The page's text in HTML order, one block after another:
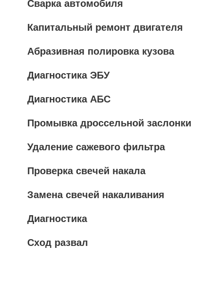
Сварка автомобиля
Капитальный ремонт двигателя
Абразивная полировка кузова
Диагностика ЭБУ
Диагностика АБС
Промывка дроссельной заслонки
Удаление сажевого фильтра
Проверка свечей накала
Замена свечей накаливания
Диагностика
Сход развал